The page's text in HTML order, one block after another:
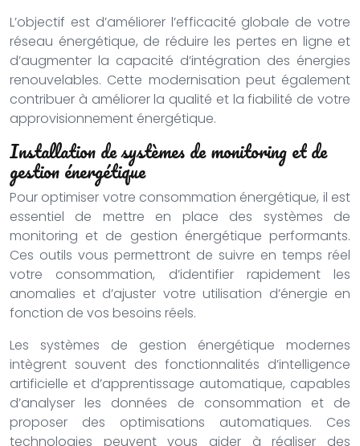
L’objectif est d’améliorer l’efficacité globale de votre
réseau énergétique, de réduire les pertes en ligne et
d’augmenter la capacité d’intégration des énergies
renouvelables. Cette modernisation peut également
contribuer à améliorer la qualité et la fiabilité de votre
approvisionnement énergétique.
Installation de systèmes de monitoring et de
gestion énergétique
Pour optimiser votre consommation énergétique, il est
essentiel de mettre en place des systèmes de
monitoring et de gestion énergétique performants.
Ces outils vous permettront de suivre en temps réel
votre consommation, d’identifier rapidement les
anomalies et d’ajuster votre utilisation d’énergie en
fonction de vos besoins réels.
Les systèmes de gestion énergétique modernes
intègrent souvent des fonctionnalités d’intelligence
artificielle et d’apprentissage automatique, capables
d’analyser les données de consommation et de
proposer des optimisations automatiques. Ces
technologies peuvent vous aider à réaliser des